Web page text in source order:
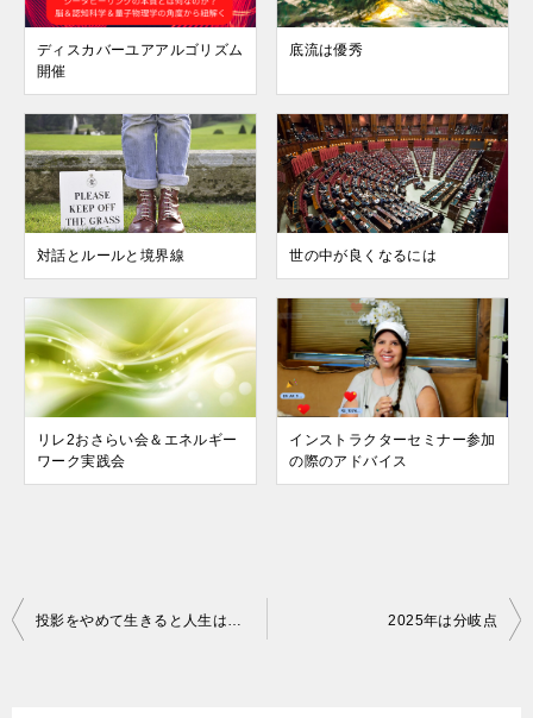
ディスカバーユアアルゴリズム
開催
底流は優秀
対話とルールと境界線 世の中が良くなるには
リレ2おさらい会＆エネルギー
ワーク実践会
インストラクターセミナー参加
の際のアドバイス
投
投影をやめて生きると人生は楽になる 2025年は分岐点